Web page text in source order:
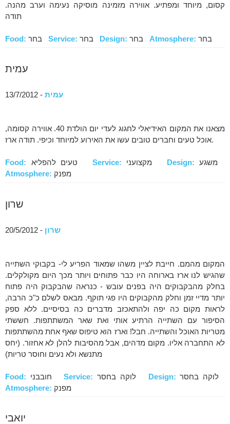
קסום, מיוחד ומפתיע. אווירה מזמינה מוסיקה נעימה וערב מהנה.
תודה
Food: Service: Design: Atmosphere: בחר
עמית
עמית - 13/7/2012
מצאנו את המקום האידיאלי לחגוג לעדי יום הולדת 40. אווירה קסומה,
אוכל טעים וחברים טובים עשו את האירוע למיוחד וכיפי. תודה ארז.
Food: Service: Design:
Atmosphere: מפנק
שרון
שרון - 20/5/2012
המקום מהמם. חייבת לציין משהו שמאוד הפריע לי- בקבוקי השתייה
שהגיש לנו ארז בארוחה היו כבר פתוחים ויותר מכך היום מקולקלים.
בחלק מהבקבוקים היה בפנים עובש - כנראה שהבקבוק היה פתוח
יותר מדיי זמן וחלק מהקבוקים היו פגי תוקף. מבאס לשלם כ"כ הרבה,
לראות מקום כה יפה ולהתאכזב מדברים כה בסיסיים. ללא ספק
הסיפור עם השתייה הרתיע אותי ואת שאר המשתתפות. חששתי
מטריות האוכל והשתייה. חבל! וארז הוא טיפוס שאף אחת מהשתתפות
לא התחברה אליו. מקום מדהים, אבל מהסיבות להלן לא אחזור. (יחס
מתנשא ולא נעים וחוסר טריות)
Food: חובבניService: Design:
Atmosphere: מפנק
יואבי